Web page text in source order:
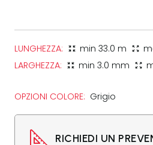
OPZIONI COLORE: Grigio
LUNGHEZZA: zoom_in_map min 33.0 m zoom_out_map
LARGHEZZA:
zoom_in_map min 3.0 mm zoom_out_map
RICHIEDI UN